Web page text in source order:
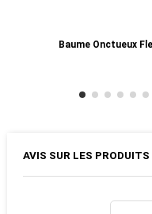
Baume Onctueux
AVIS SUR LES